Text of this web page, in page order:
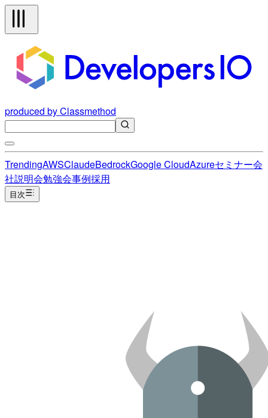
produced by Classmethod
TrendingAWSClaudeBedrockGoogle CloudAzureセミナー会
社説明会勉強会事例採用
目次